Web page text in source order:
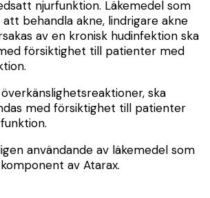
njurfunktion. Läkemedel som
behandla akne, lindrigare akne
av en kronisk hudinfektion ska
försiktighet till patienter med
ska
med försiktighet till patienter
användande av läkemedel som
av Atarax.